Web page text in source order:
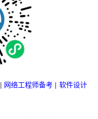
| 网络工程师备考 | 软件设计